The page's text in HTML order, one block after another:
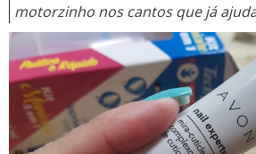
motorzinho nos cantos que já